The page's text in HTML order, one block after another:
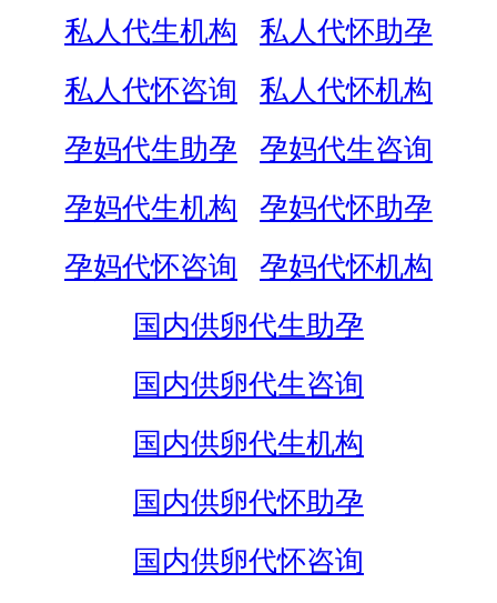
私人代生机构
私人代怀助孕
私人代怀咨询
私人代怀机构
孕妈代生助孕
孕妈代生咨询
孕妈代生机构
孕妈代怀助孕
孕妈代怀咨询
孕妈代怀机构
国内供卵代生助孕
国内供卵代生咨询
国内供卵代生机构
国内供卵代怀助孕
国内供卵代怀咨询